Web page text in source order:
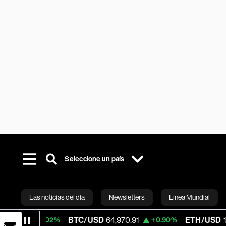
Seleccione un país
Las noticias del día Newsletters Línea Mundial
Bloomberg
BTC/USD 64,970.91 +0.90% ETH/USD 1,917.825